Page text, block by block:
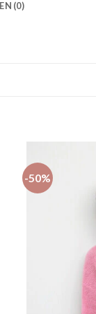
(0)
-50%